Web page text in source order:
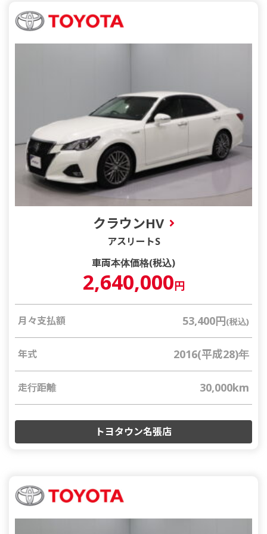
クラウンHV
アスリートS
車両本体価格(税込)
2,640,000円
月々支払額 53,400円(税込)
年式 2016(平成28)年
走行距離 30,000km
トヨタウン名張店